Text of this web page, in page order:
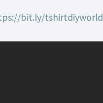
bit.ly/tshirtdiyworld